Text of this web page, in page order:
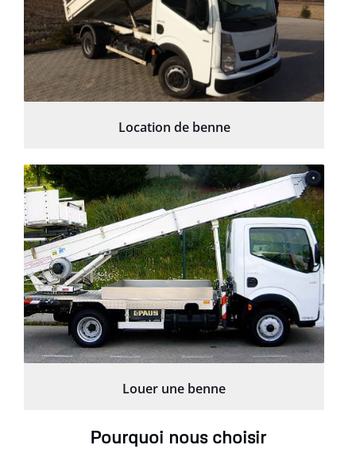
Location de benne
Louer une benne
Pourquoi nous choisir